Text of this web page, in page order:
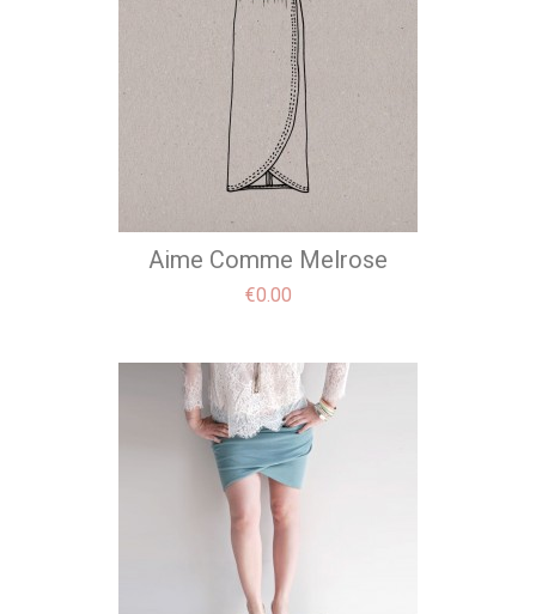
Aime Comme Melrose
Price
€0.00